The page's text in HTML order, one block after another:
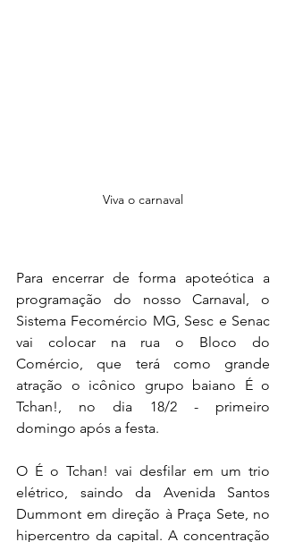
Viva o carnaval
Para encerrar de forma apoteótica a
programação do nosso Carnaval, o
Sistema Fecomércio MG, Sesc e Senac
vai colocar na rua o Bloco do
Comércio, que terá como grande
atração o icônico grupo baiano É o
Tchan!, no dia 18/2 - primeiro
domingo após a festa.
O É o Tchan! vai desfilar em um trio
elétrico, saindo da Avenida Santos
Dummont em direção à Praça Sete, no
hipercentro da capital. A concentração